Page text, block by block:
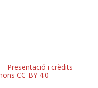
Presentació i crèdits –
CC-BY 4.0